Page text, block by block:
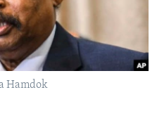
Hamdok